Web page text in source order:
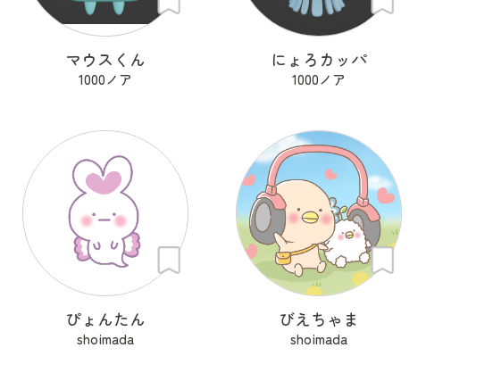
マウスくん
1000ノア
にょろカッパ
1000ノア
ぴょんたん
shoimada
びえちゃま
shoimada